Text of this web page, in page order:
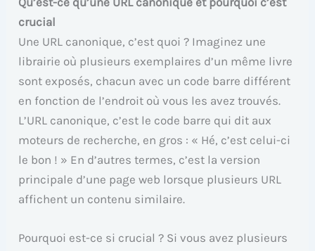
crucial
Une URL canonique, c’est quoi ? Imaginez une
librairie où plusieurs exemplaires d’un même livre
sont exposés, chacun avec un code barre différent
en fonction de l’endroit où vous les avez trouvés.
L’URL canonique, c’est le code barre qui dit aux
moteurs de recherche, en gros : « Hé, c’est celui-ci
le bon ! » En d’autres termes, c’est la version
principale d’une page web lorsque plusieurs URL
affichent un contenu similaire.
Pourquoi est-ce si crucial ? Si vous avez plusieurs